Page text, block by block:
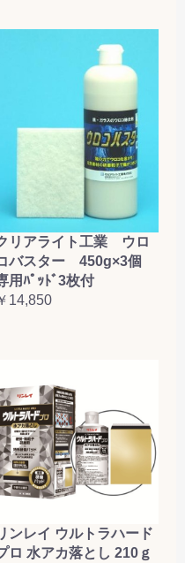
リアライト工業 ウロ
バスター 450g×3個
用ﾊﾟｯﾄﾞ3枚付
14,850
ンレイ ウルトラハード
ロ 水アカ落とし 210ｇ